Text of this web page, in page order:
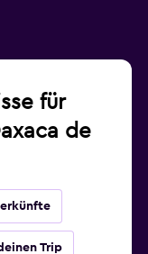
für
de
Trip